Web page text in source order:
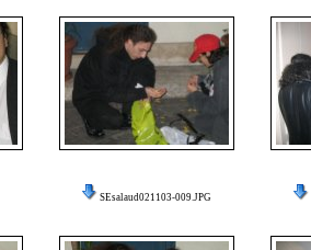
SEsalaud021103-009.JPG